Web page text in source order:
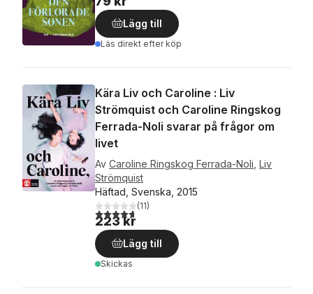
Lägg till
Läs direkt efter köp
Kära Liv och Caroline : Liv
Strömquist och Caroline Ringskog
Ferrada-Noli svarar på frågor om
livet
Av Caroline Ringskog Ferrada-Noli, Liv
Strömquist
Häftad, Svenska, 2015
4,7utav 5 stjärnor. Totalt antal röster:
(11)
223 kr
Lägg till
Skickas